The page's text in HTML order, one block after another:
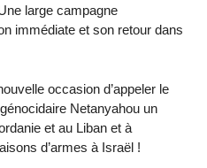
large campagne
immédiate et son retour dans
occasion d’appeler le
Netanyahou un
et au Liban et à
d’armes à Israël !